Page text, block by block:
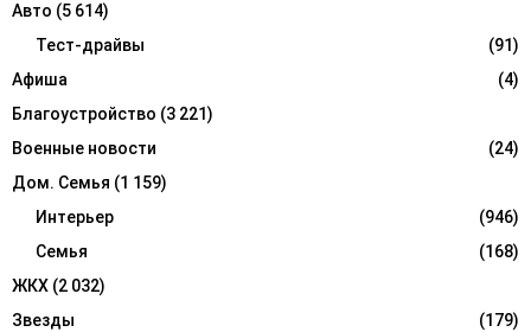
o
R
C
H
Авто (5 614)
Тест-драйвы
(91)
Афиша
(4)
Благоустройство (3 221)
Военные новости
(24)
Дом. Семья (1 159)
Интерьер
(946)
Семья
(168)
ЖКХ (2 032)
Звезды
(179)